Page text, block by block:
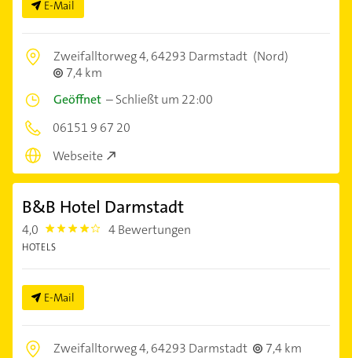
E-Mail
Zweifalltorweg 4,64293 Darmstadt (Nord)
7,4 km
Geöffnet –Schließt um 22:00
06151 9 67 20
Webseite
B&B Hotel Darmstadt
4,0 4.0 4 Bewertungen
HOTELS
E-Mail
Zweifalltorweg 4,64293 Darmstadt
7,4 km